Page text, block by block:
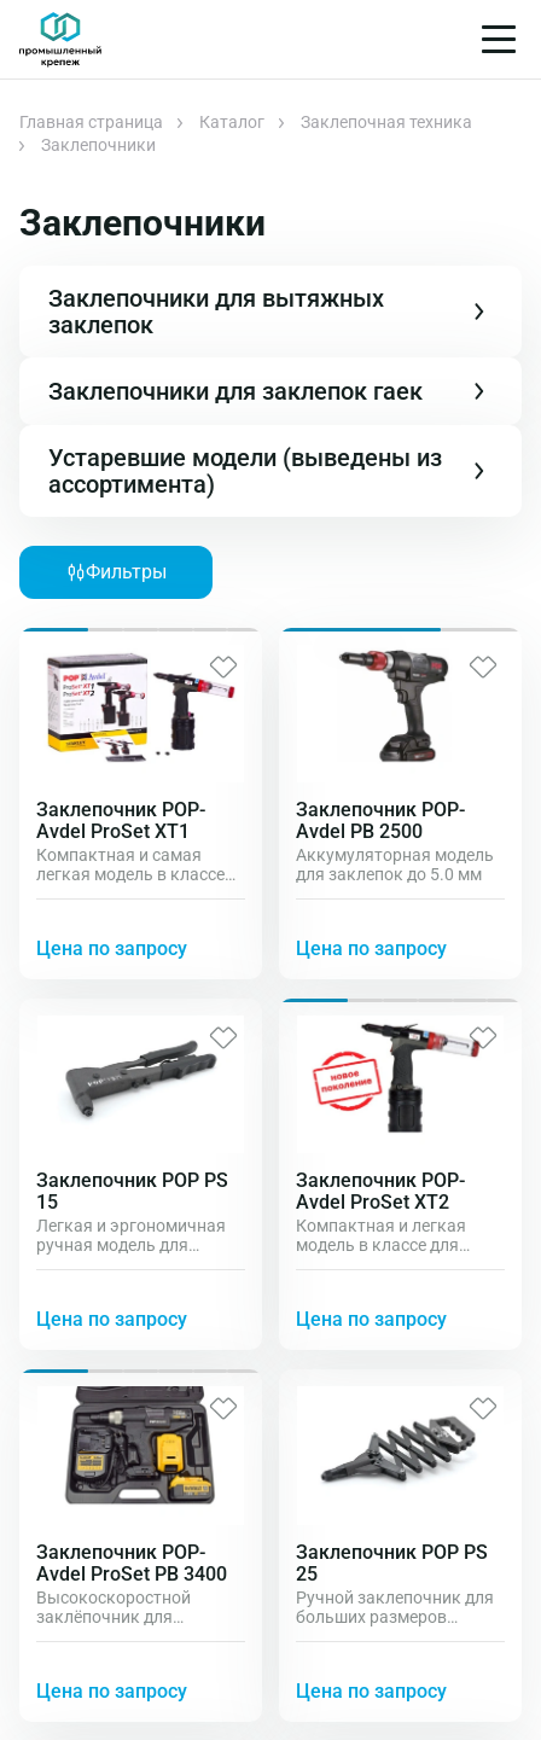
Главная страница Каталог
Заклепочная техника
Заклепочники
Заклепочники
Заклепочники для вытяжных
заклепок
Заклепочники для заклепок гаек
Устаревшие модели (выведены из
ассортимента)
Фильтры
Заклепочник POP-
Avdel ProSet XT1
Компактная и самая
легкая модель в классе
Цена по запросу
Заклепочник POP-
Avdel PB 2500
Аккумуляторная модель
для заклепок до 5.0 мм
Цена по запросу
Заклепочник POP PS
15
Легкая и эргономичная
ручная модель для
тяговых заклепок до
Цена по запросу
Заклепочник POP-
Avdel ProSet XT2
Компактная и легкая
модель в классе для
заклепок от 3.0 до 4.8 мм
Цена по запросу
Заклепочник POP-
Avdel ProSet PB 3400
Высокоскоростной
заклёпочник для
Великолепная
Цена по запросу
Заклепочник POP PS
25
Ручной заклепочник для
больших размеров
Цена по запросу